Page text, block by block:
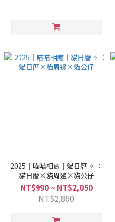
2025｜喵喵相癒｜貓日曆 ✧ ：
貓日曆×貓周邊×貓公仔
NT$990 ~ NT$2,050
NT$2,860